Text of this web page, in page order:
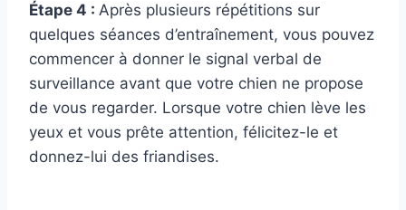
Étape 4 : Après plusieurs répétitions sur
quelques séances d’entraînement, vous pouvez
commencer à donner le signal verbal de
surveillance avant que votre chien ne propose
de vous regarder. Lorsque votre chien lève les
yeux et vous prête attention, félicitez-le et
donnez-lui des friandises.